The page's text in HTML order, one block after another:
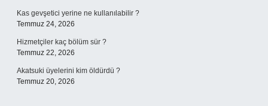
Kas gevşetici yerine ne kullanılabilir ?
Temmuz 24, 2026
Hizmetçiler kaç bölüm sür ?
Temmuz 22, 2026
Akatsuki üyelerini kim öldürdü ?
Temmuz 20, 2026